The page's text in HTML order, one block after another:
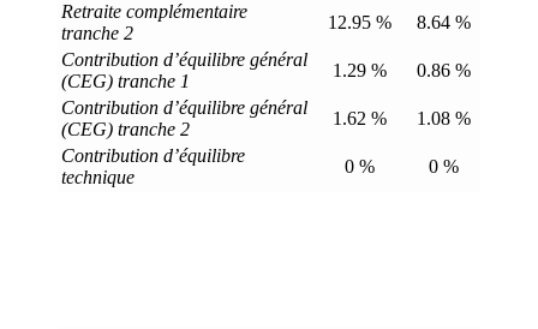
Retraite complémentaire
tranche 2
12.95 %
8.64 %
Contribution d’équilibre général
(CEG) tranche 1
1.29 %
0.86 %
Contribution d’équilibre général
(CEG) tranche 2
1.62 %
1.08 %
Contribution d’équilibre
technique
0 % 0 %